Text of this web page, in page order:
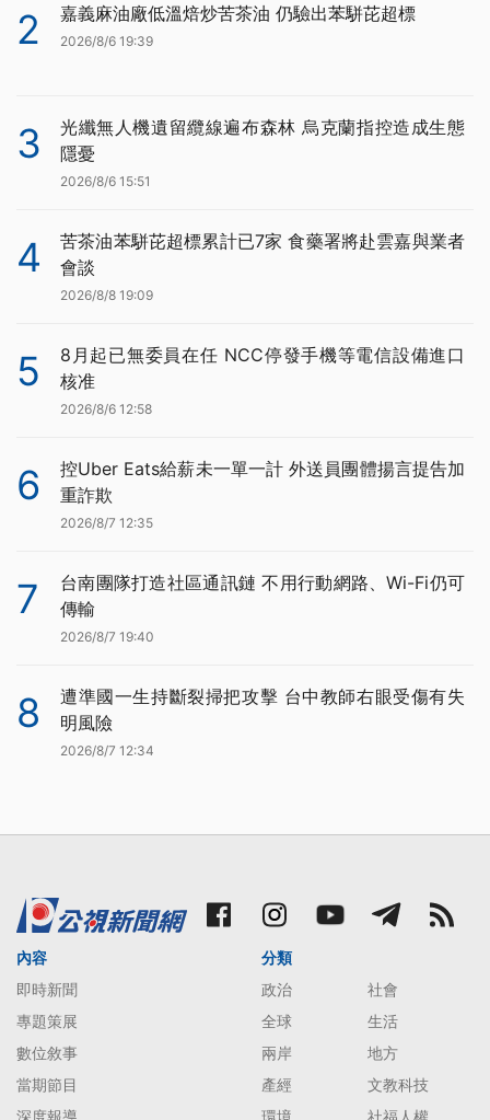
2 嘉義麻油廠低溫焙炒苦茶油 仍驗出苯駢芘超標
2026/8/6 19:39
3
光纖無人機遺留纜線遍布森林 烏克蘭指控造成生態
隱憂
2026/8/6 15:51
4
苦茶油苯駢芘超標累計已7家 食藥署將赴雲嘉與業者
會談
2026/8/8 19:09
5
8月起已無委員在任 NCC停發手機等電信設備進口
核准
2026/8/6 12:58
6
控Uber Eats給薪未一單一計 外送員團體揚言提告加
重詐欺
2026/8/7 12:35
7
台南團隊打造社區通訊鏈 不用行動網路、Wi-Fi仍可
傳輸
2026/8/7 19:40
8
遭準國一生持斷裂掃把攻擊 台中教師右眼受傷有失
明風險
2026/8/7 12:34
內容
即時新聞
專題策展
數位敘事
當期節目
深度報導
分類
政治
社會
全球
生活
兩岸
地方
產經
文教科技
環境
社福人權